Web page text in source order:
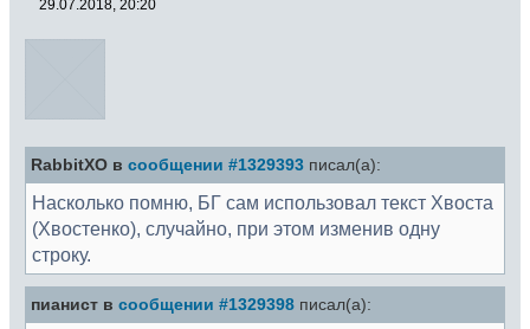
29.07.2018, 20:20
RabbitXO в сообщении #1329393 писал(а):
Насколько помню, БГ сам использовал текст Хвоста
(Хвостенко), случайно, при этом изменив одну
строку.
пианист в сообщении #1329398 писал(а):